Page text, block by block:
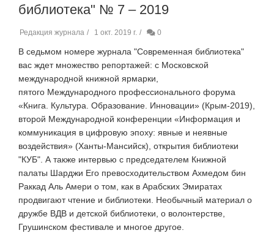
библиотека" № 7 – 2019
Редакция журнала 1 окт. 2019 г. 0
В седьмом номере журнала "Современная библиотека"
вас ждет множество репортажей: с Московской
международной книжной ярмарки,
пятого Международного профессионального форума
«Книга. Культура. Образование. Инновации» (Крым-2019),
второй Международной конференции «Информация и
коммуникация в цифровую эпоху: явные и неявные
воздействия» (Ханты-Мансийск), открытия библиотеки
"КУБ". А также интервью с председателем Книжной
палаты Шарджи Его превосходительством Ахмедом бин
Раккад Аль Амери о том, как в Арабских Эмиратах
продвигают чтение и библиотеки. Необычный материал о
дружбе ВДВ и детской библиотеки, о волонтерстве,
Грушинском фестивале и многое другое.